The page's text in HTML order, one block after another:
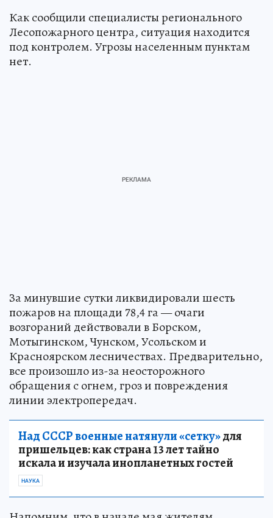
Как сообщили специалисты регионального
Лесопожарного центра, ситуация находится
под контролем. Угрозы населенным пунктам
нет.
За минувшие сутки ликвидировали шесть
пожаров на площади 78,4 га — очаги
возгораний действовали в Борском,
Мотыгинском, Чунском, Усольском и
Красноярском лесничествах. Предварительно,
все произошло из-за неосторожного
обращения с огнем, гроз и повреждения
линии электропередач.
Над СССР военные натянули «сетку»для
пришельцев: как страна 13 лет тайно
искала и изучала инопланетных гостей
НАУКА